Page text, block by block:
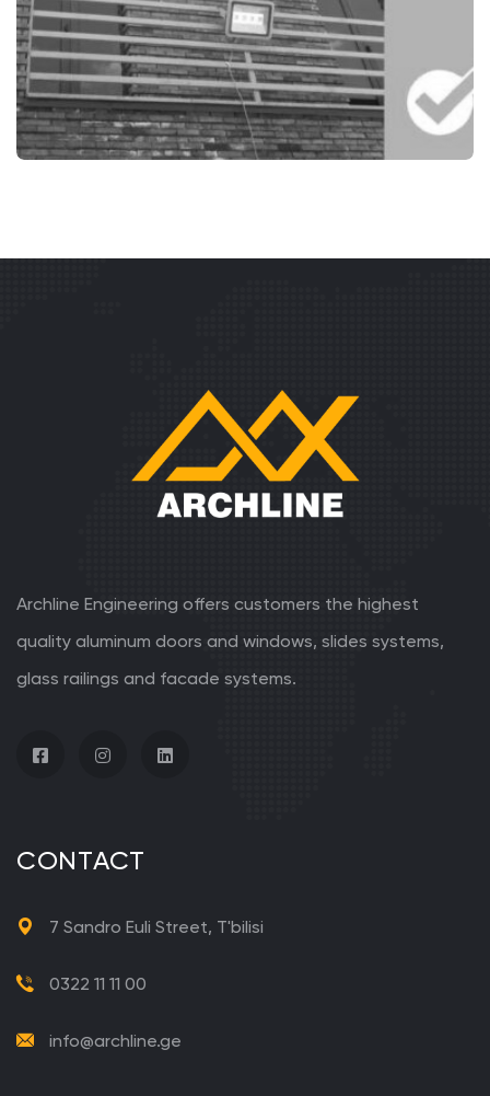
Archline Engineering offers customers the highest
quality aluminum doors and windows, slides systems,
glass railings and facade systems.
CONTACT
7 Sandro Euli Street, T'bilisi
0322 11 11 00
info@archline.ge